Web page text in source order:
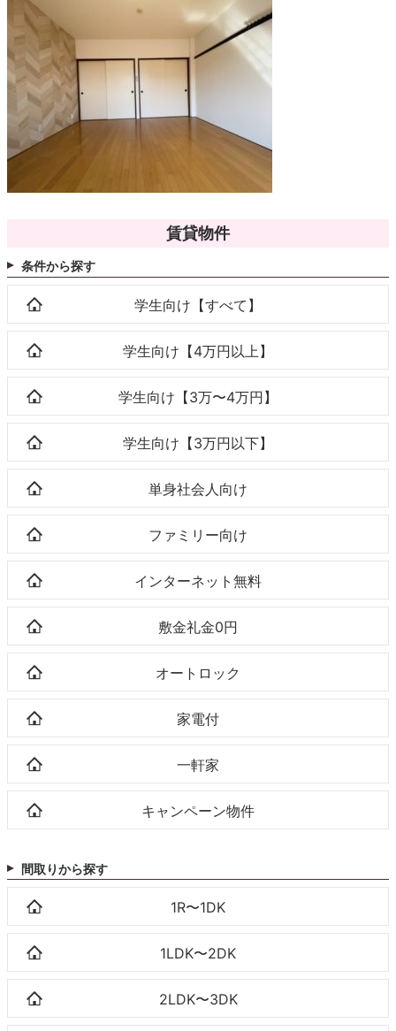
賃貸物件
条件から探す
学生向け【すべて】
学生向け【4万円以上】
学生向け【3万〜4万円】
学生向け【3万円以下】
単身社会人向け
ファミリー向け
インターネット無料
敷金礼金0円
オートロック
家電付
一軒家
キャンペーン物件
間取りから探す
1R〜1DK
1LDK〜2DK
2LDK〜3DK